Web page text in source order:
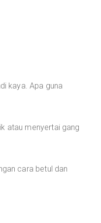
kaya. Apa guna
atau menyertai gang
cara betul dan